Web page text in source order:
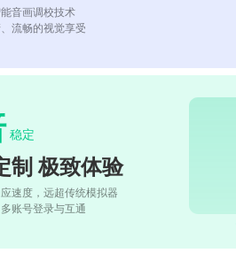
音画调校技术
流畅的视觉享受
稳定
制 极致体验
速度，远超传统模拟器
账号登录与互通